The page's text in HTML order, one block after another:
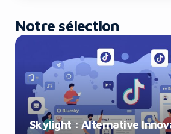
Notre sélection
Skylight : Alternative